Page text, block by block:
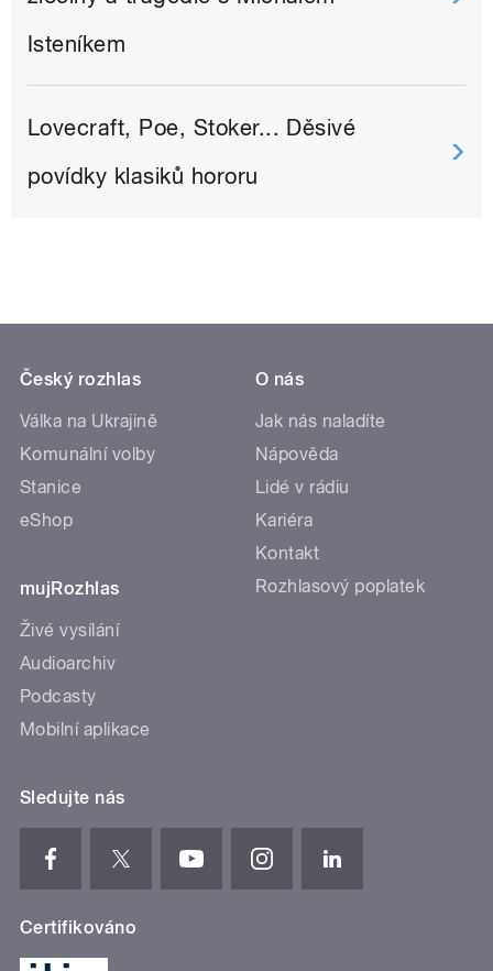
Isteníkem
Lovecraft, Poe, Stoker... Děsivé
povídky klasiků hororu
Český rozhlas
Válka na Ukrajině
Komunální volby
Stanice
eShop
mujRozhlas
Živé vysílání
Audioarchiv
Podcasty
Mobilní aplikace
O nás
Jak nás naladíte
Nápověda
Lidé v rádiu
Kariéra
Kontakt
Rozhlasový poplatek
Sledujte nás
Certifikováno